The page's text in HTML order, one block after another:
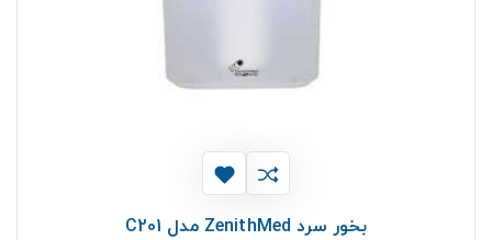
بخور سرد ZenithMed مدل C201